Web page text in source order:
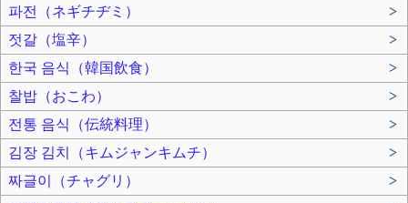
파전（ネギチヂミ）
>
젓갈（塩辛）
>
한국 음식（韓国飲食）
>
찰밥（おこわ）
>
전통 음식（伝統料理）
>
김장 김치（キムジャンキムチ）
>
짜글이（チャグリ）
>